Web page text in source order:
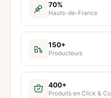
é
70%
Hauts-de-France
150+
Producteurs
400+
Produits en Click &